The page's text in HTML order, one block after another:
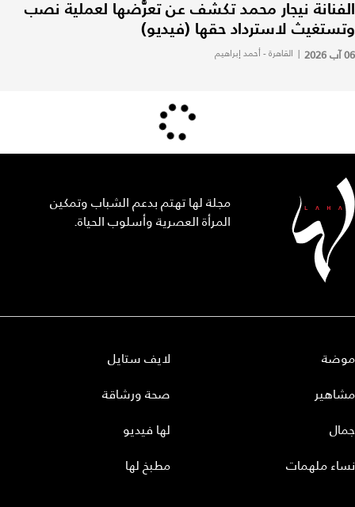
الفنانة نيجار محمد تكشف عن تعرُّضها لعملية نصب
وتستغيث لاسترداد حقها (فيديو)
06 آب 2026 | القاهرة - أحمد إبراهيم
مجلة لها تهتم بدعم الشباب وتمكين
المرأة العصرية وأسلوب الحياة.
موضة
مشاهير
جمال
نساء ملهمات
لايف ستايل
صحة ورشاقة
لها فيديو
مطبخ لها